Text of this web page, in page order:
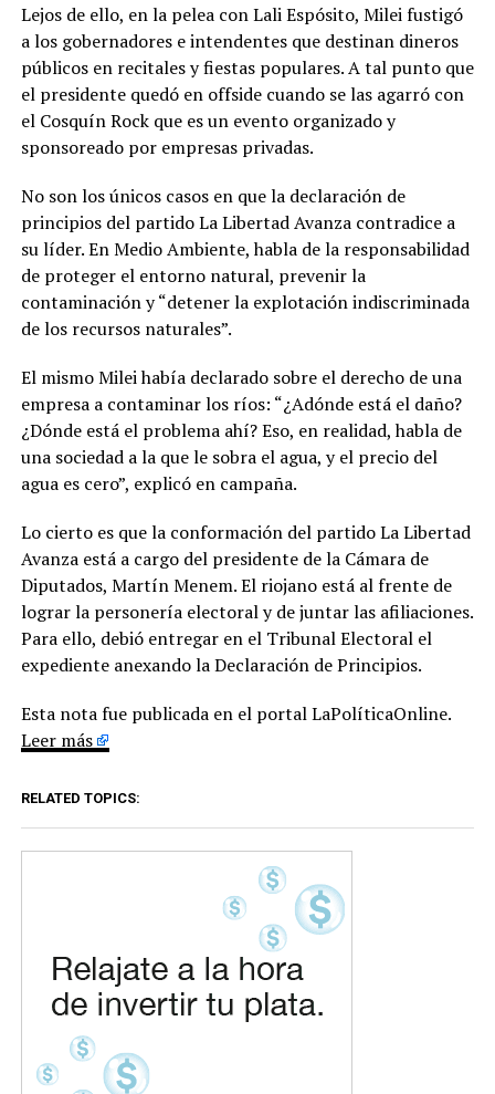
Lejos de ello, en la pelea con Lali Espósito, Milei fustigó
a los gobernadores e intendentes que destinan dineros
públicos en recitales y fiestas populares. A tal punto que
el presidente quedó en offside cuando se las agarró con
el Cosquín Rock que es un evento organizado y
sponsoreado por empresas privadas.
No son los únicos casos en que la declaración de
principios del partido La Libertad Avanza contradice a
su líder. En Medio Ambiente, habla de la responsabilidad
de proteger el entorno natural, prevenir la
contaminación y “detener la explotación indiscriminada
de los recursos naturales”.
El mismo Milei había declarado sobre el derecho de una
empresa a contaminar los ríos: “¿Adónde está el daño?
¿Dónde está el problema ahí? Eso, en realidad, habla de
una sociedad a la que le sobra el agua, y el precio del
agua es cero”, explicó en campaña.
Lo cierto es que la conformación del partido La Libertad
Avanza está a cargo del presidente de la Cámara de
Diputados, Martín Menem. El riojano está al frente de
lograr la personería electoral y de juntar las afiliaciones.
Para ello, debió entregar en el Tribunal Electoral el
expediente anexando la Declaración de Principios.
Esta nota fue publicada en el portal LaPolíticaOnline.
Leer más
RELATED TOPICS: